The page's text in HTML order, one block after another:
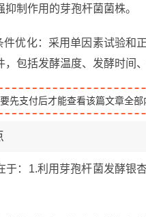
制作用的芽孢杆菌菌株。
件优化：采用单因素试验和
包括发酵温度、发酵时间
先支付后才能查看该篇文章全部
于：1.利用芽孢杆菌发酵银